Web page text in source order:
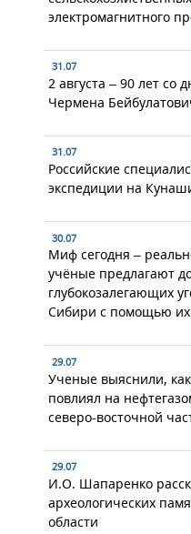
электромагнитного
31.07
2 августа – 90 лет со
Чермена
31.07
Российские
экспедиции на
30.07
Миф сегодня –
учёные предлагают
глубокозалегающих
Сибири с помощью их
29.07
Ученые выяснили,
повлиял на
северо-восточной
29.07
И.О. Шапаренко
археологических
области